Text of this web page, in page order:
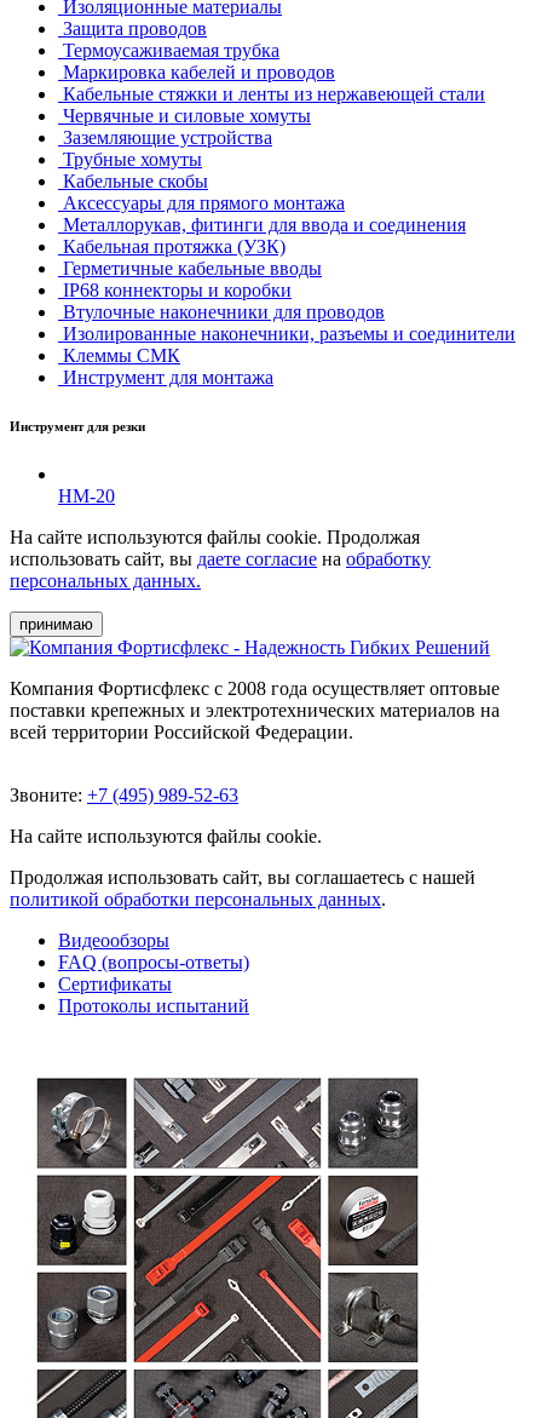
Изоляционные материалы
Защита проводов
Термоусаживаемая трубка
Маркировка кабелей и проводов
Кабельные стяжки и ленты из нержавеющей стали
Червячные и силовые хомуты
Заземляющие устройства
Трубные хомуты
Кабельные скобы
Аксессуары для прямого монтажа
Металлорукав, фитинги для ввода и соединения
Кабельная протяжка (УЗК)
Герметичные кабельные вводы
IP68 коннекторы и коробки
Втулочные наконечники для проводов
Изолированные наконечники, разъемы и соединители
Клеммы СМК
Инструмент для монтажа
Инструмент для резки
НМ-20
На сайте используются файлы cookie. Продолжая
использовать сайт, вы даете согласие на обработку
персональных данных.
принимаю
Компания Фортисфлекс с 2008 года осуществляет оптовые
поставки крепежных и электротехнических материалов на
всей территории Российской Федерации.
Звоните: +7 (495) 989-52-63
На сайте используются файлы cookie.
Продолжая использовать сайт, вы соглашаетесь с нашей
политикой обработки персональных данных.
Видеообзоры
FAQ (вопросы-ответы)
Сертификаты
Протоколы испытаний